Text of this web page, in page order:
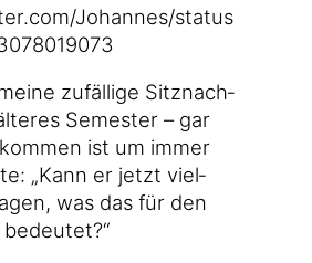
​J​o​h​a​n​n​e​s​/​s​t​a​t​u​s​
zufäl­li­ge Sitz­nach­
Semes­ter – gar
ist um immer
„Kann er jetzt viel­
was das für den